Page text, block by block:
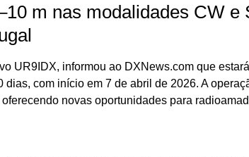
m nas modalidades CW e
UR9IDX, informou ao DXNews.com que
dias, com início em 7 de abril de 2026. A
novas oportunidades para